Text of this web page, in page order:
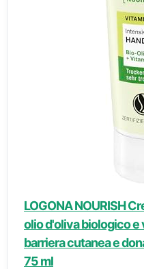
LOGONA NOURISH
olio d'oliva biologico e
barriera cutanea e
75 ml